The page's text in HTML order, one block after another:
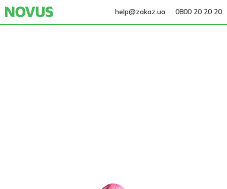
help@zakaz.ua 0800 20 20 20